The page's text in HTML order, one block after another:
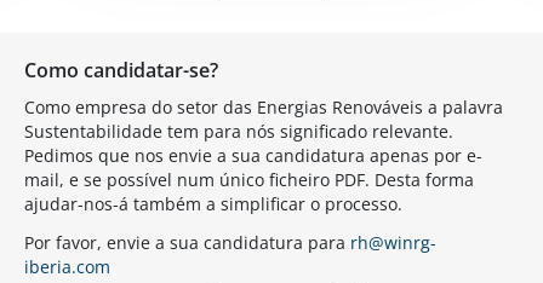
Como candidatar-se?
Como empresa do setor das Energias Renováveis a palavra
Sustentabilidade tem para nós significado relevante.
Pedimos que nos envie a sua candidatura apenas por e-
mail, e se possível num único ficheiro PDF. Desta forma
ajudar-nos-á também a simplificar o processo.
Por favor, envie a sua candidatura para rh@winrg-
iberia.com